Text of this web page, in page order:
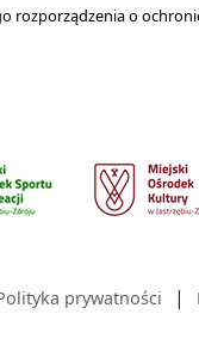
rozporządzenia o
prywatności |